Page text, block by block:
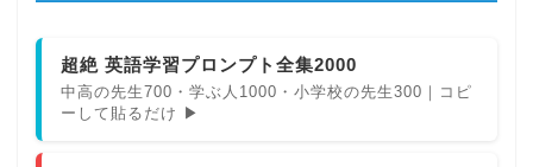
超絶 英語学習プロンプト全集2000
中高の先生700・学ぶ人1000・小学校の先生300｜コピ
ーして貼るだけ ▶